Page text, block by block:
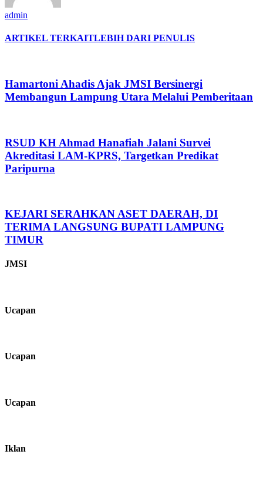
admin
ARTIKEL TERKAITLEBIH DARI PENULIS
Hamartoni Ahadis Ajak JMSI Bersinergi
Membangun Lampung Utara Melalui Pemberitaan
RSUD KH Ahmad Hanafiah Jalani Survei
Akreditasi LAM-KPRS, Targetkan Predikat
Paripurna
KEJARI SERAHKAN ASET DAERAH, DI
TERIMA LANGSUNG BUPATI LAMPUNG
TIMUR
JMSI
Ucapan
Ucapan
Ucapan
Iklan